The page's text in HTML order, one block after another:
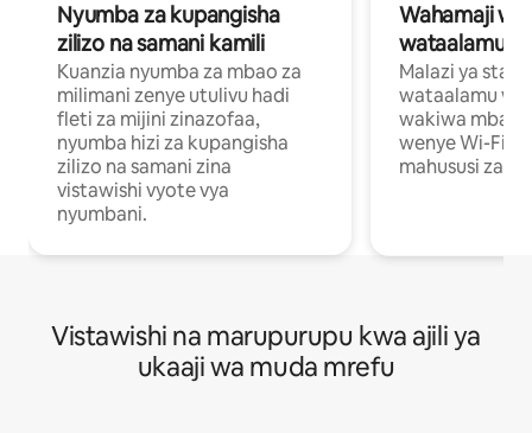
Nyumba za kupangisha
zilizo na samani kamili
Kuanzia nyumba za mbao za
milimani zenye utulivu hadi
fleti za mijini zinazofaa,
nyumba hizi za kupangisha
zilizo na samani zina
vistawishi vyote vya
nyumbani.
Wahamaji
wataalamu
Malazi ya
wataalamu
wakiwa mbali
wenye Wi-Fi
mahususi za
Vistawishi na marupurupu kwa ajili ya
ukaaji wa muda mrefu